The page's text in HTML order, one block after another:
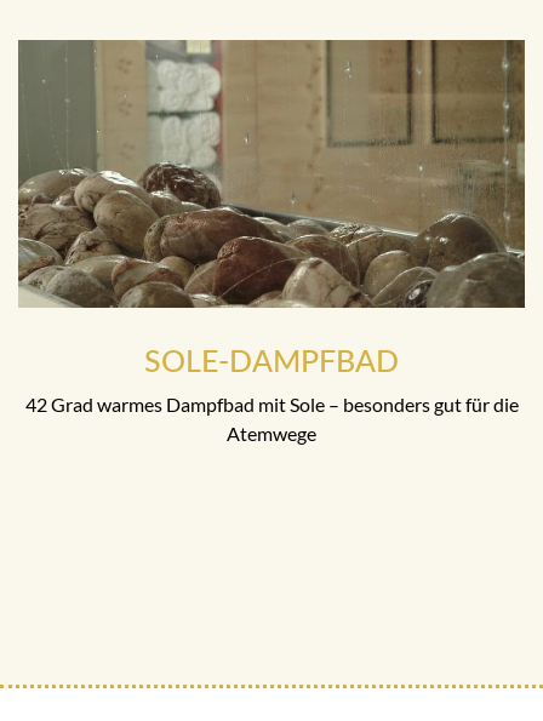
SOLE-DAMPFBAD
42 Grad warmes Dampfbad mit Sole – besonders gut für die
Atemwege